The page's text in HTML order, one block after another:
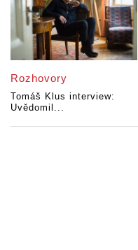
Rozhovory
Tomáš Klus interview:
Uvědomil...